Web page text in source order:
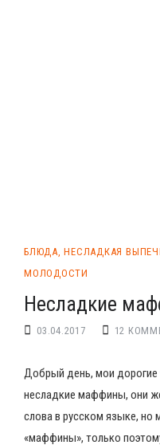
БЛЮДА ,НЕСЛАДКАЯ
МОЛОДОСТИ
Несладкие
03.04.2017 12
Добрый день, мои дорогие
несладкие маффины, они
слова в русском языке, но
«маффины», только